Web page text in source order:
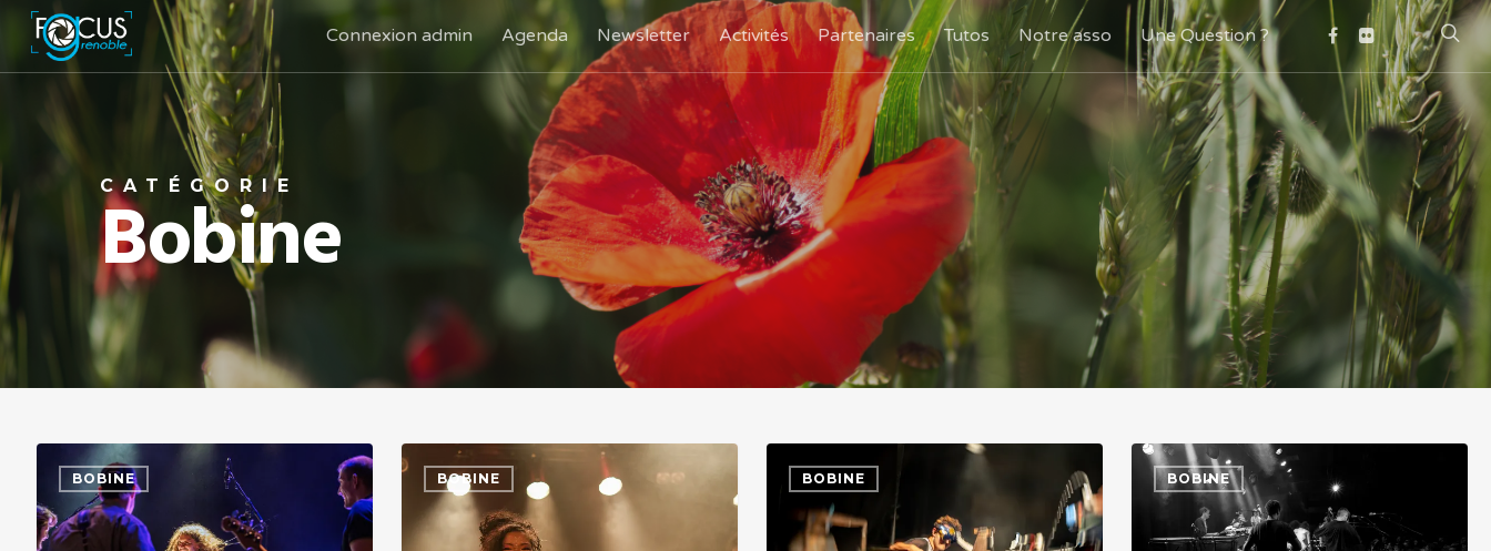
Connexion admin Agenda Newsletter Activités Partenaires Tutos Notre asso Une Question ?
CATÉGORIE
Bobine
BOBINE BOBINE BOBINE BOBINE